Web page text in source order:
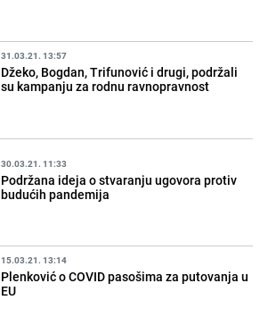
31.03.21. 13:57
Džeko, Bogdan, Trifunović i drugi, podržali
su kampanju za rodnu ravnopravnost
30.03.21. 11:33
Podržana ideja o stvaranju ugovora protiv
budućih pandemija
15.03.21. 13:14
Plenković o COVID pasošima za putovanja u
EU